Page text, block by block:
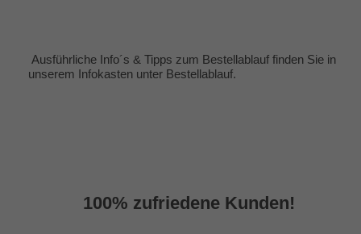
Ausführliche Info´s & Tipps zum Bestellablauf finden Sie in
unserem Infokasten unter Bestellablauf.
100% zufriedene Kunden!